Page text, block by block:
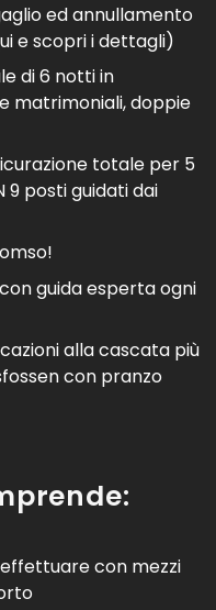
ed annullamento
e scopri i dettagli)
di 6 notti in
matrimoniali, doppie
totale per 5
9 posti guidati dai
guida esperta ogni
alla cascata più
con pranzo
con mezzi